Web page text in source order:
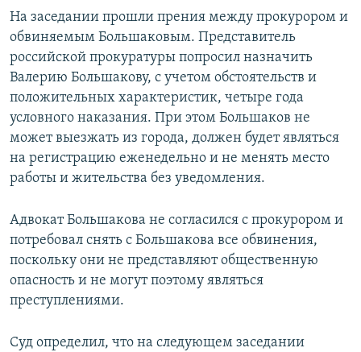
На заседании прошли прения между прокурором и
обвиняемым Большаковым. Представитель
российской прокуратуры попросил назначить
Валерию Большакову, с учетом обстоятельств и
положительных характеристик, четыре года
условного наказания. При этом Большаков не
может выезжать из города, должен будет являться
на регистрацию еженедельно и не менять место
работы и жительства без уведомления.
Адвокат Большакова не согласился с прокурором и
потребовал снять с Большакова все обвинения,
поскольку они не представляют общественную
опасность и не могут поэтому являться
преступлениями.
Суд определил, что на следующем заседании